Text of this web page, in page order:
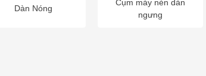
Dàn Nóng
Cụm máy nén dàn
ngưng